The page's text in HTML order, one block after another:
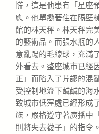
慌，這是他患有「星座
應。他單戀著住在隔壁
館的林天秤。林天秤完
的藝術品。而張水瓶的
意亂踢的毛線球，充滿
外看去。整座城市已經
正」而陷入了荒謬的混
受控制地流下鹹鹹的海
致城市低窪處已經形成
族，嚴格遵守著廣播中
則將失去襪子」的指令